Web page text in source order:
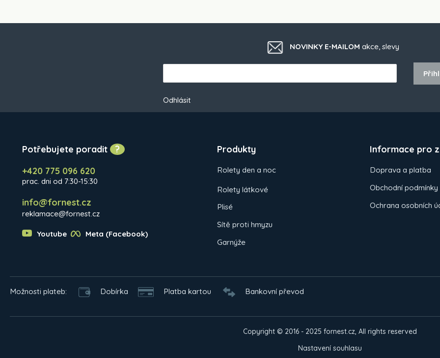
NOVINKY E-MAILOM akce, slevy
Odhlásit
Potřebujete poradit ?
+420 775 096 620
prac. dni od 7:30-15:30
info@fornest.cz
reklamace@fornest.cz
Youtube Meta (Facebook)
Produkty
Rolety den a noc
Rolety látkové
Plisé
Sítě proti hmyzu
Garnýže
Informace pro
Doprava a platba
Obchodní podmínky
Ochrana osobních
Možnosti plateb: Dobírka Platba kartou Bankovní převod
Copyright © 2016 - 2025 fornest.cz, All rights reserved
Nastavení souhlasu